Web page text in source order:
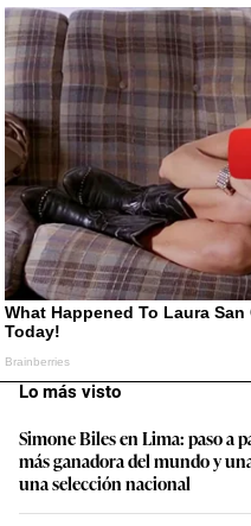
Lo más visto
Simone Biles en Lima: paso a
más ganadora del mundo y
una selección nacional